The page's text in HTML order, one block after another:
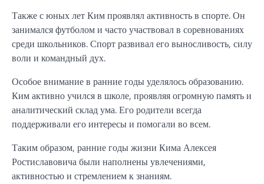
Также с юных лет Ким проявлял активность в спорте. Он
занимался футболом и часто участвовал в соревнованиях
среди школьников. Спорт развивал его выносливость, силу
воли и командный дух.
Особое внимание в ранние годы уделялось образованию.
Ким активно учился в школе, проявляя огромную память и
аналитический склад ума. Его родители всегда
поддерживали его интересы и помогали во всем.
Таким образом, ранние годы жизни Кима Алексея
Ростиславовича были наполнены увлечениями,
активностью и стремлением к знаниям.